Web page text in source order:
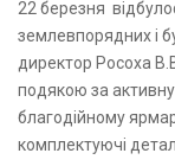
22 березня відбулось підведення підсумків Тижневика
землевпорядних і
директор Росоха
подякою за
благодійному
комплектуючі